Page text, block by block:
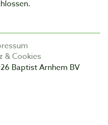
& Cookies
Baptist Arnhem BV